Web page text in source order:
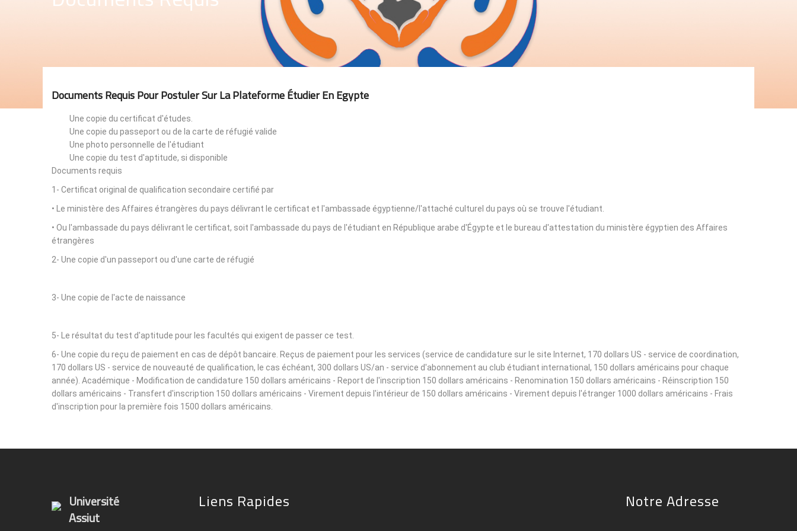
Documents Requis Pour Postuler Sur La Plateforme Étudier En Egypte
Une copie du certificat d'études.
Une copie du passeport ou de la carte de réfugié valide
Une photo personnelle de l'étudiant
Une copie du test d'aptitude, si disponible
Documents requis
1- Certificat original de qualification secondaire certifié par
• Le ministère des Affaires étrangères du pays délivrant le certificat et l'ambassade égyptienne/l'attaché culturel du pays où se trouve l'étudiant.
• Ou l'ambassade du pays délivrant le certificat, soit l'ambassade du pays de l'étudiant en République arabe d'Égypte et le bureau d'attestation du ministère égyptien des Affaires
étrangères
2- Une copie d'un passeport ou d'une carte de réfugié
3- Une copie de l'acte de naissance
5- Le résultat du test d'aptitude pour les facultés qui exigent de passer ce test.
6- Une copie du reçu de paiement en cas de dépôt bancaire. Reçus de paiement pour les services (service de candidature sur le site Internet, 170 dollars US - service de coordination,
170 dollars US - service de nouveauté de qualification, le cas échéant, 300 dollars US/an - service d'abonnement au club étudiant international, 150 dollars américains pour chaque
année). Académique - Modification de candidature 150 dollars américains - Report de l'inscription 150 dollars américains - Renomination 150 dollars américains - Réinscription 150
dollars américains - Transfert d'inscription 150 dollars américains - Virement depuis l'intérieur de 150 dollars américains - Virement depuis l'étranger 1000 dollars américains - Frais
d'inscription pour la première fois 1500 dollars américains.
Université
Assiut
Liens Rapides Notre Adresse